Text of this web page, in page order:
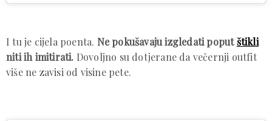
I tu je cijela poenta. Ne pokušavaju izgledati poputštikli
niti ih imitirati. Dovoljno su dotjerane da večernji outfit
više ne zavisi od visine pete.